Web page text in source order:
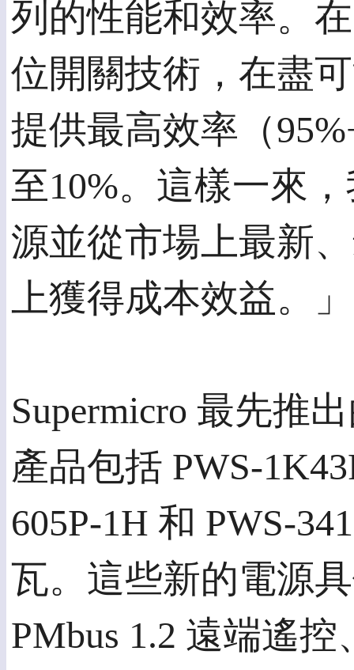
列的性能和效率。
位開關技術，在盡
提供最高效率（
至10%。這樣一來
源並從市場上最新
上獲得成本效益。」
Supermicro 最先推
產品包括 PWS-
605P-1H 和 PWS-
瓦。這些新的電源
PMbus 1.2 遠端遙